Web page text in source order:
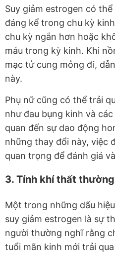
Suy giảm estrogen có
đáng kể trong chu kỳ
chu kỳ ngắn hơn hoặc
máu trong kỳ kinh. Khi
mạc tử cung mỏng đi,
này.
Phụ nữ cũng có thể trải
như đau bụng kinh và
quan đến sự dao động
những thay đổi này, việc
quan trọng để đánh giá
3. Tính khí thất thường
Một trong những dấu
suy giảm estrogen là sự
người thường nghĩ rằng
tuổi mãn kinh mới trải